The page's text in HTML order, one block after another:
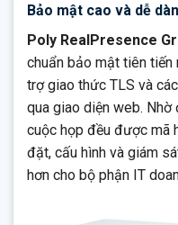
Bảo mật cao và dễ
Poly RealPresence
chuẩn bảo mật tiên tiến
trợ giao thức TLS và
qua giao diện web.
cuộc họp đều được mã
đặt, cấu hình và giám
hơn cho bộ phận IT